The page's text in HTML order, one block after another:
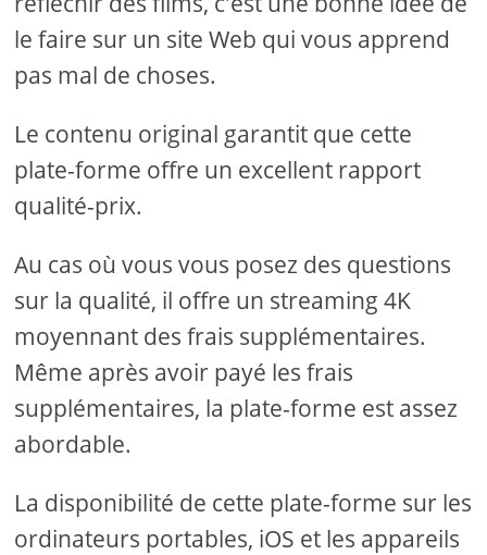
le faire sur un site Web qui vous apprend
pas mal de choses.
Le contenu original garantit que cette
plate-forme offre un excellent rapport
qualité-prix.
Au cas où vous vous posez des questions
sur la qualité, il offre un streaming 4K
moyennant des frais supplémentaires.
Même après avoir payé les frais
supplémentaires, la plate-forme est assez
abordable.
La disponibilité de cette plate-forme sur les
ordinateurs portables, iOS et les appareils